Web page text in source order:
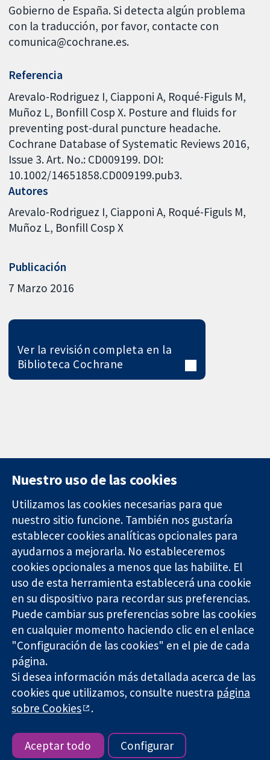
Gobierno de España. Si detecta algún problema
con la traducción, por favor, contacte con
comunica@cochrane.es.
Referencia
Arevalo-Rodriguez I, Ciapponi A, Roqué-Figuls M,
Muñoz L, Bonfill Cosp X. Posture and fluids for
preventing post-dural puncture headache.
Cochrane Database of Systematic Reviews 2016,
Issue 3. Art. No.: CD009199. DOI:
10.1002/14651858.CD009199.pub3.
Autores
Arevalo-Rodriguez I Ciapponi A Roqué-Figuls M
Muñoz L Bonfill Cosp X
Publicación
7 Marzo 2016
Ver la revisión completa en la
Biblioteca Cochrane
Evidencia fiable.
Decisiones
informadas.
Mejor salud.
11-13 Cavendish
Square
Londres
W1G 0AN
Reino Unido
Contacto
Noticias
Prensa
Sobre
nosotros
Empleo
Cochrane
Library
The Cochrane Collaboration is a charity (no. 1045921) and a
company limited by guarantee (no. 03044323) registered in
England & Wales. VAT registration number GB 718 2127 49.
Copyright © 2026 The Cochrane Collaboration
Términos y condiciones del sitio web|Responsabilidades
Privacidad|Política de cookies|Configuración de cookies
Nuestro uso de las cookies
Utilizamos las cookies necesarias para que
nuestro sitio funcione. También nos gustaría
establecer cookies analíticas opcionales para
ayudarnos a mejorarla. No estableceremos
cookies opcionales a menos que las habilite. El
uso de esta herramienta establecerá una cookie
en su dispositivo para recordar sus preferencias.
Puede cambiar sus preferencias sobre las cookies
en cualquier momento haciendo clic en el enlace
"Configuración de las cookies" en el pie de cada
página.
Si desea información más detallada acerca de las
cookies que utilizamos, consulte nuestra página
sobre Cookies
.
Aceptar todo Configurar